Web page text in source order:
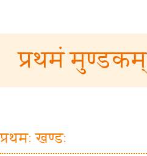
प्रथमं मुण्डकम्
प्रथमः खण्डः